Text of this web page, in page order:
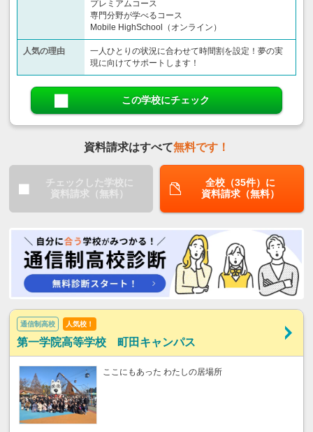
プレミアムコース
専門分野が学べるコース
Mobile HighSchool（オンライン）
人気の理由
一人ひとりの状況に合わせて時間割を設定！夢の実
現に向けてサポートします！
この学校にチェック
資料請求はすべて無料です！
チェックした学校に
資料請求（無料）
全校（35件）に
資料請求（無料）
通信制高校 人気校！
第一学院高等学校 町田キャンパス
ここにもあった わたしの居場所